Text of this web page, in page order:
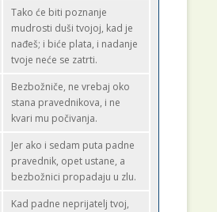
Tako će biti poznanje
mudrosti duši tvojoj, kad je
nađeš; i biće plata, i nadanje
tvoje neće se zatrti.
Bezbožniče, ne vrebaj oko
stana pravednikova, i ne
kvari mu počivanja.
Jer ako i sedam puta padne
pravednik, opet ustane, a
bezbožnici propadaju u zlu.
Kad padne neprijatelj tvoj,